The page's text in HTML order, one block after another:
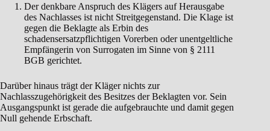
Der denkbare Anspruch des Klägers auf Herausgabe
des Nachlasses ist nicht Streitgegenstand. Die Klage ist
gegen die Beklagte als Erbin des
schadensersatzpflichtigen Vorerben oder unentgeltliche
Empfängerin von Surrogaten im Sinne von § 2111
BGB gerichtet.
Darüber hinaus trägt der Kläger nichts zur
Nachlasszugehörigkeit des Besitzes der Beklagten vor. Sein
Ausgangspunkt ist gerade die aufgebrauchte und damit gegen
Null gehende Erbschaft.